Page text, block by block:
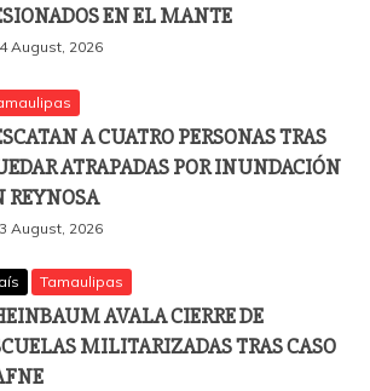
EN EL MANTE
4 August, 2026
A CUATRO PERSONAS TRAS
ATRAPADAS POR INUNDACIÓN
REYNOSA
3 August, 2026
Tamaulipas
AVALA CIERRE DE
MILITARIZADAS TRAS CASO